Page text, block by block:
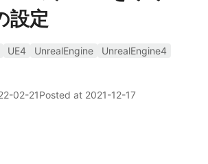
設定
UE4 UnrealEngine
UnrealEngine4
02-21Posted at 2021-12-17